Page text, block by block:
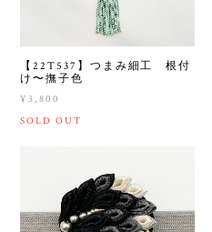
【22T537】つまみ細工 根付
け〜撫子色
¥3,800
SOLD OUT